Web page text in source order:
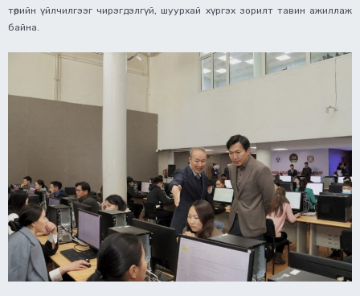
төрийн үйлчилгээг чирэгдэлгүй, шуурхай хүргэх зорилт тавин ажиллаж
байна.